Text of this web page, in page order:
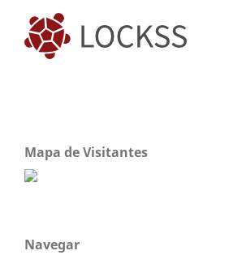
Mapa de Visitantes
Navegar